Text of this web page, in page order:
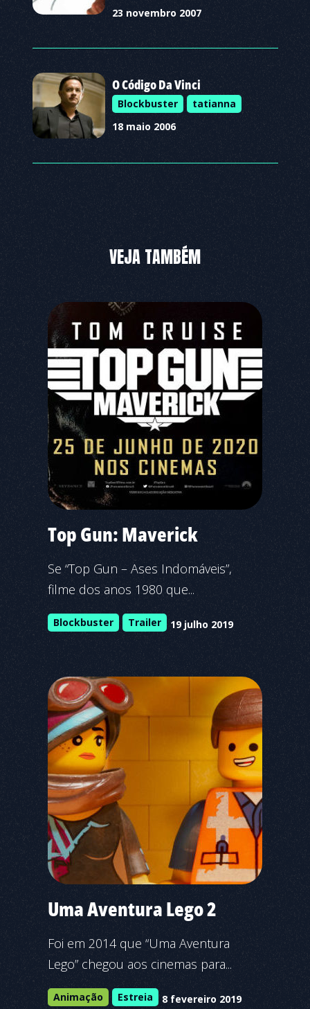
23 novembro 2007
O Código Da Vinci
Blockbuster
tatianna
18 maio 2006
VEJA TAMBÉM
Top Gun: Maverick
Se “Top Gun – Ases Indomáveis”,
filme dos anos 1980 que...
Blockbuster Trailer 19 julho 2019
Uma Aventura Lego 2
Foi em 2014 que “Uma Aventura
Lego” chegou aos cinemas para...
Animação Estreia 8 fevereiro 2019